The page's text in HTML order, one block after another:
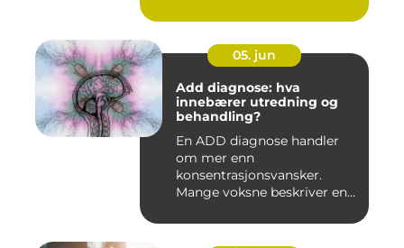
05. jun
Add diagnose: hva
innebærer utredning og
behandling?
En ADD diagnose handler
om mer enn
konsentrasjonsvansker.
Mange voksne beskriver en